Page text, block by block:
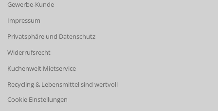
Gewerbe-Kunde
Impressum
Privatsphäre und Datenschutz
Widerrufsrecht
Kuchenwelt Mietservice
Recycling & Lebensmittel sind wertvoll
Cookie Einstellungen